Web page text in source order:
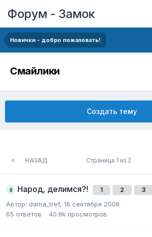
Форум - Замок
Новички - добро пожаловать!
Смайлики
Создать тему
НАЗАД Страница 1 из 2
Народ, делимся?! 1 2 3
Автор: dama_tref, 16 сентября 2008
65 ответов 40.8k просмотров